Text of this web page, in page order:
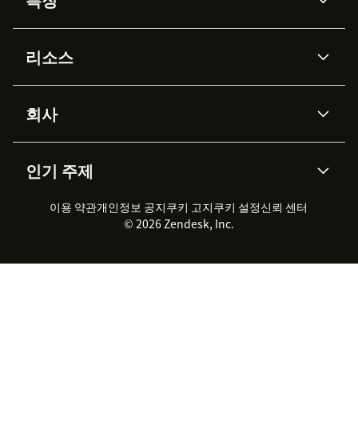
Zendesk AI
Advanced Data Privacy &
Protection
지식창고
워크포스 관리
실시간 채팅
클라이언트 포털
리소스
API & 개발자
AI 리서치
이벤트 & 웨비나
고객 사례
회사
채용 정보
지속 가능성 보고서
Zendesk Foundation
법적 정보
인기 주제
2026 CX 트렌드
제품 업데이트
고객 서비스 소프트웨어
헬프 데스크 통합 티켓 관리 소
이용 약관개인정보 공지쿠키 고지쿠키 설정신뢰 센터
© 2026 Zendesk, Inc.